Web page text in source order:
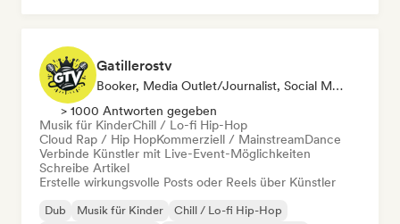
Gatillerostv
Booker, Media Outlet/Journalist, Social Media Influencer
> 1000 Antworten gegeben
Musik für KinderChill / Lo-fi Hip-Hop
Cloud Rap / Hip HopKommerziell / MainstreamDance
Verbinde Künstler mit Live-Event-Möglichkeiten
Schreibe Artikel
Erstelle wirkungsvolle Posts oder Reels über Künstler
Dub Musik für Kinder
Chill / Lo-fi Hip-Hop